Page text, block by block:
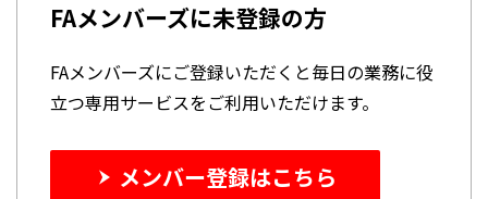
FAメンバーズに未登録の方
FAメンバーズにご登録いただくと毎日の業務に役
立つ専用サービスをご利用いただけます。
メンバー登録はこちら